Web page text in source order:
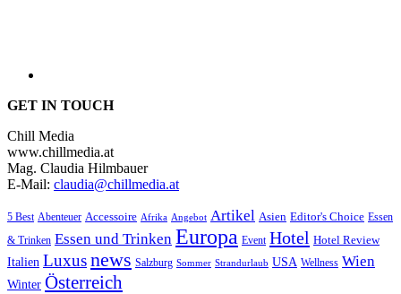
GET IN TOUCH
Chill Media
www.chillmedia.at
Mag. Claudia Hilmbauer
E-Mail: claudia@chillmedia.at
5 Best Abenteuer Accessoire Afrika Angebot Artikel Asien Editor's Choice Essen
& Trinken Essen und Trinken Europa Event Hotel Hotel Review
Italien Luxusnews Salzburg Sommer Strandurlaub USA Wellness Wien
Winter Österreich